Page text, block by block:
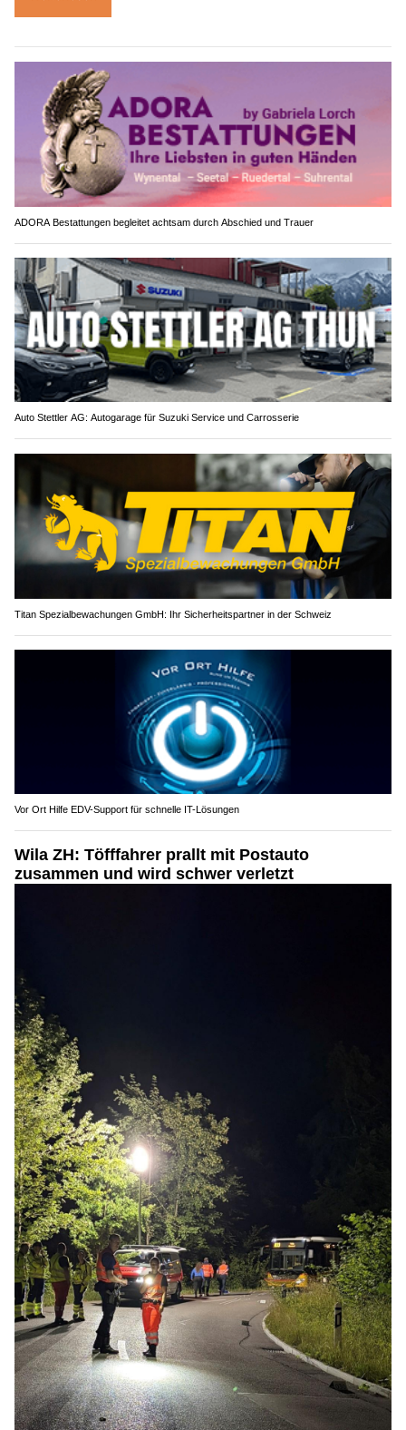
ADORA Bestattungen begleitet achtsam durch Abschied und Trauer
Auto Stettler AG: Autogarage für Suzuki Service und Carrosserie
Titan Spezialbewachungen GmbH: Ihr Sicherheitspartner in der Schweiz
Vor Ort Hilfe EDV-Support für schnelle IT-Lösungen
Wila ZH: Töfffahrer prallt mit Postauto
zusammen und wird schwer verletzt